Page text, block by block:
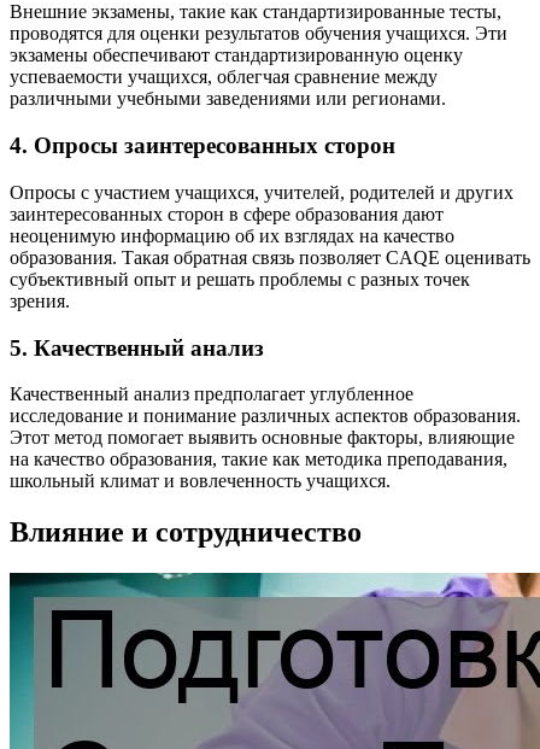
Внешние экзамены, такие как стандартизированные тесты,
проводятся для оценки результатов обучения учащихся. Эти
экзамены обеспечивают стандартизированную оценку
успеваемости учащихся, облегчая сравнение между
различными учебными заведениями или регионами.
4. Опросы заинтересованных сторон
Опросы с участием учащихся, учителей, родителей и других
заинтересованных сторон в сфере образования дают
неоценимую информацию об их взглядах на качество
образования. Такая обратная связь позволяет CAQE оценивать
субъективный опыт и решать проблемы с разных точек
зрения.
5. Качественный анализ
Качественный анализ предполагает углубленное
исследование и понимание различных аспектов образования.
Этот метод помогает выявить основные факторы, влияющие
на качество образования, такие как методика преподавания,
школьный климат и вовлеченность учащихся.
Влияние и сотрудничество